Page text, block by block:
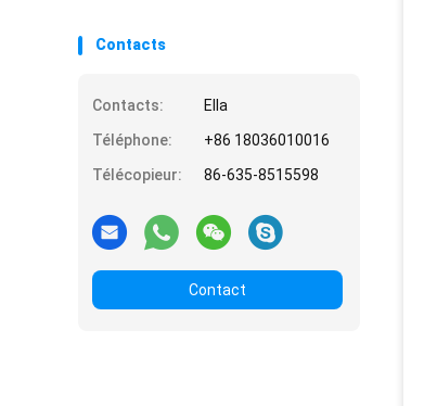
Contacts
Contacts:
Ella
Téléphone:
+86 18036010016
Télécopieur:
86-635-8515598
Contact